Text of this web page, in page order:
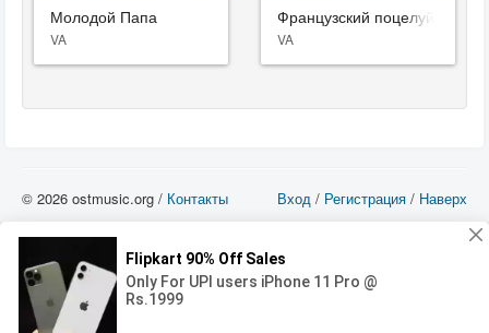
Молодой Папа
VA
Французский поцелуй
VA
Вход / Регистрация / Наверх
© 2026 ostmusic.org / Контакты
можете использовать такие материалы только в том в случае, если
использование производится с ознакомительными целями - для прочих целей
вы должны приобрести лицензионную запись.